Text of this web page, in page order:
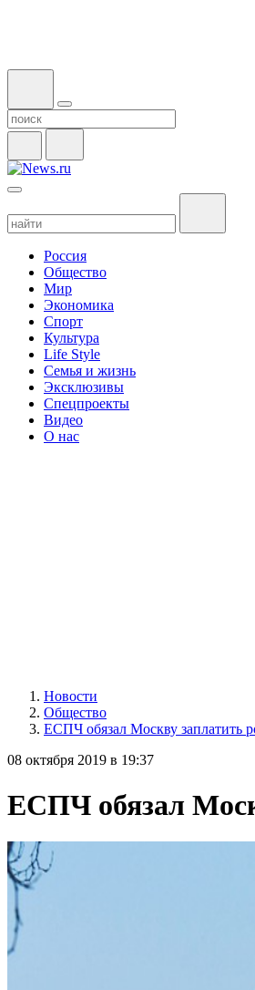
Россия
Общество
Мир
Экономика
Спорт
Культура
Life Style
Семья и жизнь
Эксклюзивы
Спецпроекты
Видео
О нас
Новости
Общество
ЕСПЧ обязал Москву заплатить
08 октября 2019 в 19:37
ЕСПЧ обязал